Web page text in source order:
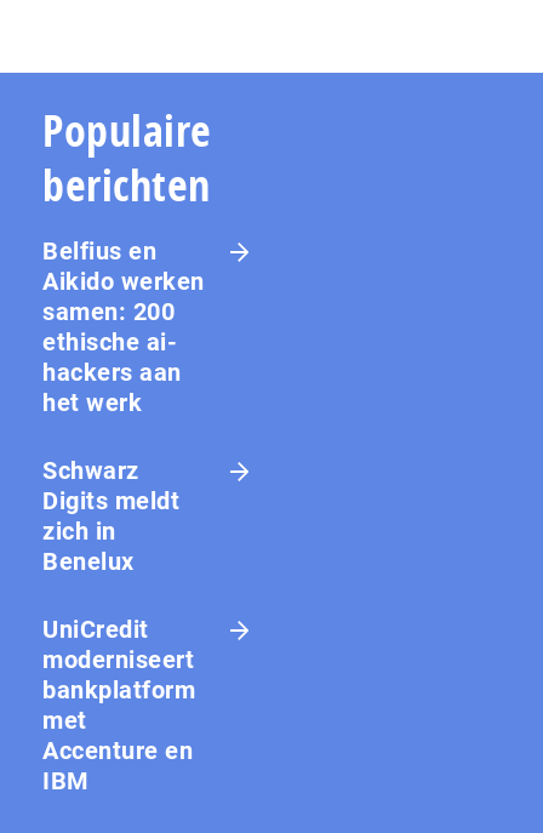
Populaire
berichten
Belfius en
Aikido werken
samen: 200
ethische ai-
hackers aan
het werk
Schwarz
Digits meldt
zich in
Benelux
UniCredit
moderniseert
bankplatform
met
Accenture en
IBM